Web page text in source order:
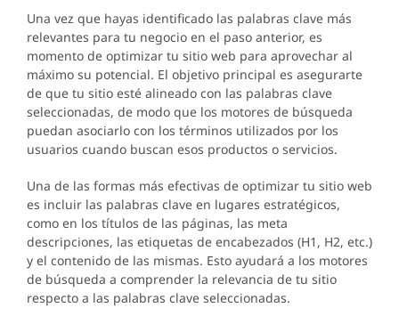
Una vez que hayas identificado las palabras clave más
relevantes para tu negocio en el paso anterior, es
momento de optimizar tu sitio web para aprovechar al
máximo su potencial. El objetivo principal es asegurarte
de que tu sitio esté alineado con las palabras clave
seleccionadas, de modo que los motores de búsqueda
puedan asociarlo con los términos utilizados por los
usuarios cuando buscan esos productos o servicios.
Una de las formas más efectivas de optimizar tu sitio web
es incluir las palabras clave en lugares estratégicos,
como en los títulos de las páginas, las meta
descripciones, las etiquetas de encabezados (H1, H2, etc.)
y el contenido de las mismas. Esto ayudará a los motores
de búsqueda a comprender la relevancia de tu sitio
respecto a las palabras clave seleccionadas.